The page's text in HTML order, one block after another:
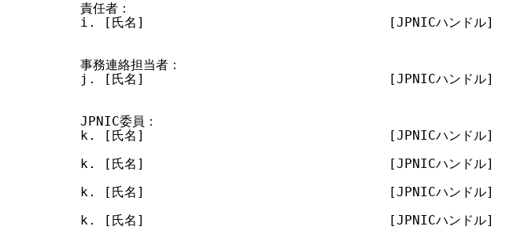
責任者：
i. [氏名]                               [JPNICハンドル]
事務連絡担当者：
j. [氏名]                               [JPNICハンドル]
JPNIC委員：
k. [氏名]                               [JPNICハンドル]
k. [氏名]                               [JPNICハンドル]
k. [氏名]                               [JPNICハンドル]
k. [氏名]                               [JPNICハンドル]